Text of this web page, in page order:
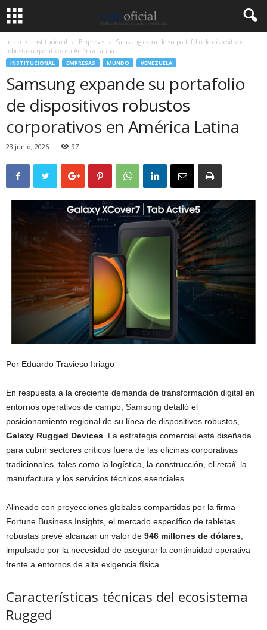
Inicio Institucional Empresas
Samsung expande su portafolio de dispositivos
robustos corporativos en América Latina
INSTITUCIONAL EMPRESAS MUNDO VENEZUELA
Samsung expande su portafolio
de dispositivos robustos
corporativos en América Latina
23 junio, 2026 97
Por Eduardo Travieso Itriago
En respuesta a la creciente demanda de transformación digital en
entornos operativos de campo, Samsung detalló el
posicionamiento regional de su línea de dispositivos robustos,
Galaxy Rugged Devices . La estrategia comercial está diseñada
para cubrir sectores críticos fuera de las oficinas corporativas
tradicionales, tales como la logística, la construcción, el retail, la
manufactura y los servicios técnicos esenciales.
Alineado con proyecciones globales compartidas por la firma
Fortune Business Insights, el mercado específico de tabletas
robustas prevé alcanzar un valor de 946 millones de dólares
impulsado por la necesidad de asegurar la continuidad operativa
frente a entornos de alta exigencia física.
Características técnicas del ecosistema
Rugged